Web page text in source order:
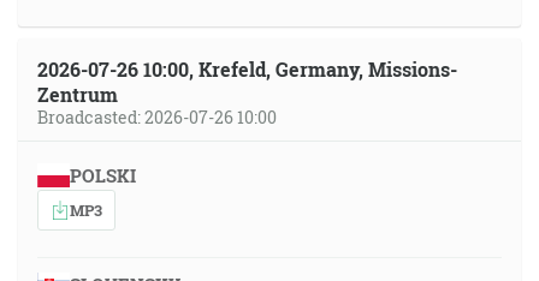
2026-07-26 10:00, Krefeld, Germany, Missions-
Zentrum
Broadcasted: 2026-07-26 10:00
POLSKI
MP3